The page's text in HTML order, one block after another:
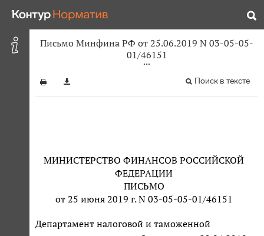
Письмо Минфина РФ от 25.06.2019 N 03-05-05-
01/46151
Поиск в тексте
МИНИСТЕРСТВО ФИНАНСОВ РОССИЙСКОЙ
ФЕДЕРАЦИИ
ПИСЬМО
от 25 июня 2019 г. N 03-05-05-01/46151
Департамент налоговой и таможенной